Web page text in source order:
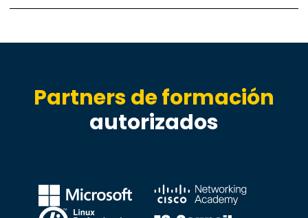
Partners de formación
autorizados